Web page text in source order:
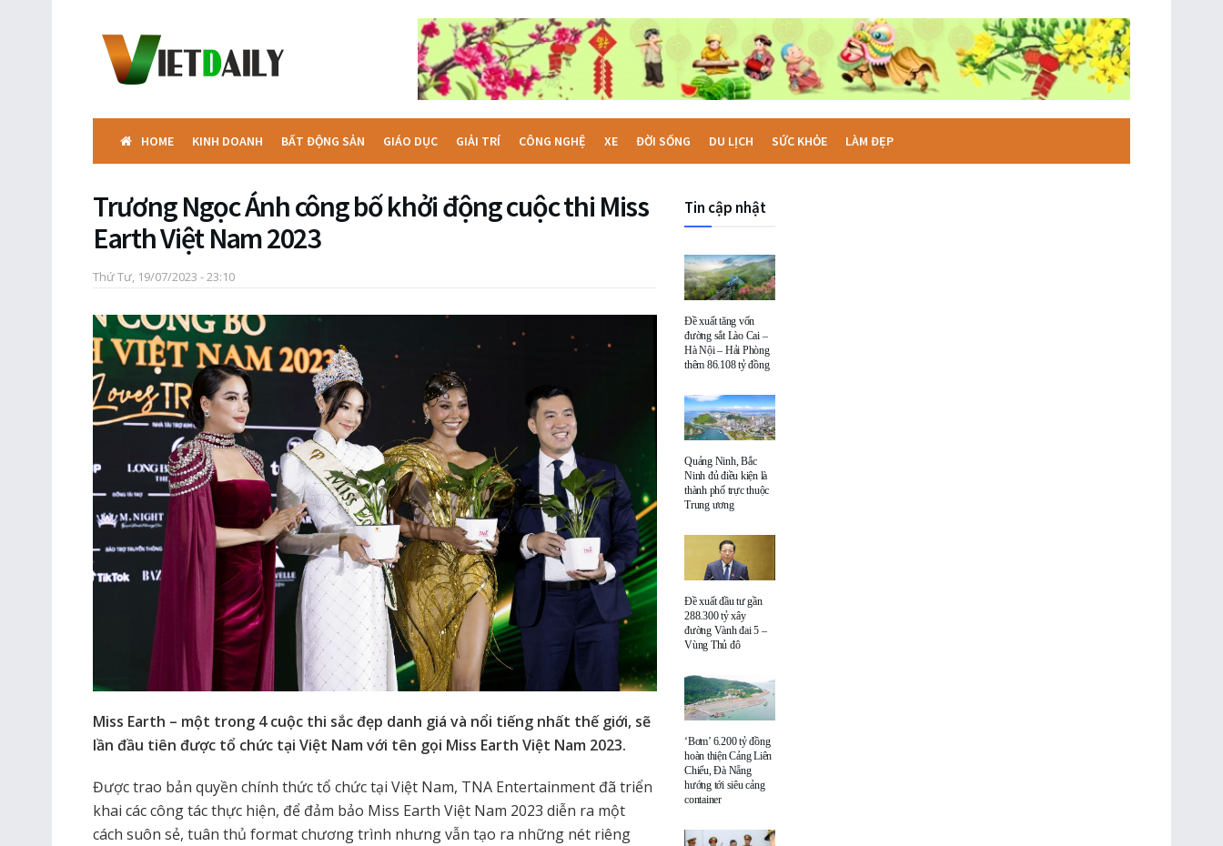
HOME KINH DOANH BẤT ĐỘNG SẢN GIÁO DỤC GIẢI TRÍ CÔNG NGHỆ XE ĐỜI SỐNG DU LỊCH SỨC KHỎE LÀM ĐẸP
Trương Ngọc Ánh công bố khởi động cuộc thi Miss
Earth Việt Nam 2023
Thứ Tư, 19/07/2023 - 23:10
Miss Earth – một trong 4 cuộc thi sắc đẹp danh giá và nổi tiếng nhất thế giới, sẽ
lần đầu tiên được tổ chức tại Việt Nam với tên gọi Miss Earth Việt Nam 2023.
Được trao bản quyền chính thức tổ chức tại Việt Nam, TNA Entertainment đã triển
khai các công tác thực hiện, để đảm bảo Miss Earth Việt Nam 2023 diễn ra một
cách suôn sẻ, tuân thủ format chương trình nhưng vẫn tạo ra những nét riêng
Tin cập nhật
Đề xuất tăng vốn
đường sắt Lào Cai –
Hà Nội – Hải Phòng
thêm 86.108 tỷ đồng
Quảng Ninh, Bắc
Ninh đủ điều kiện là
thành phố trực thuộc
Trung ương
Đề xuất đầu tư gần
288.300 tỷ xây
đường Vành đai 5 –
Vùng Thủ đô
‘Bơm’ 6.200 tỷ đồng
hoàn thiện Cảng Liên
Chiểu, Đà Nẵng
hướng tới siêu cảng
container